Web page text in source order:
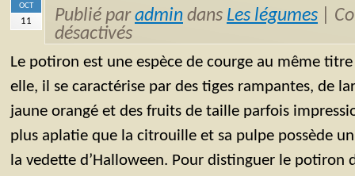
OCT
11 Publié paradmin dans Les légumes
désactivés
Le potiron est une espèce de courge au même
elle, il se caractérise par des tiges rampantes, de
jaune orangé et des fruits de taille parfois
plus aplatie que la citrouille et sa pulpe possède
la vedette d’Halloween. Pour distinguer le potiron